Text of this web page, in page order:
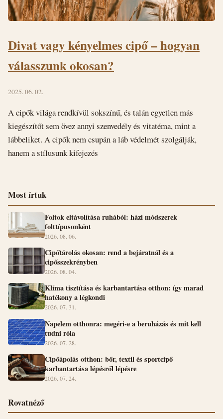
Divat vagy kényelmes cipő – hogyan
válasszunk okosan?
2025. 06. 02.
A cipők világa rendkívül sokszínű, és talán egyetlen más
kiegészítőt sem övez annyi szenvedély és vitatéma, mint a
lábbeliket. A cipők nem csupán a láb védelmét szolgálják,
hanem a stílusunk kifejezés
Most írtuk
Foltok eltávolítása ruhából: házi módszerek
folttípusonként
2026. 08. 06.
Cipőtárolás okosan: rend a bejáratnál és a
cipősszekrényben
2026. 08. 04.
Klíma tisztítása és karbantartása otthon: így marad
hatékony a légkondi
2026. 07. 31.
Napelem otthonra: megéri-e a beruházás és mit kell
tudni róla
2026. 07. 28.
Cipőápolás otthon: bőr, textil és sportcipő
karbantartása lépésről lépésre
2026. 07. 24.
Rovatnéző